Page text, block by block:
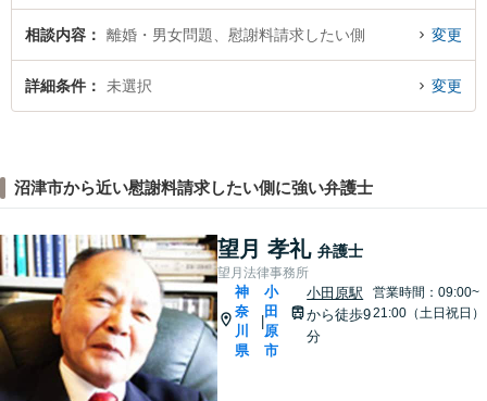
相談内容 離婚・男女問題、慰謝料請求したい側 変更
詳細条件 未選択 変更
沼津市から近い慰謝料請求したい側に強い弁護士
望月 孝礼 弁護士
望月法律事務所
神
奈
川
県
小
田
原
市
小田原駅
から徒歩9
分
営業時間：09:00~
21:00（土日祝日）